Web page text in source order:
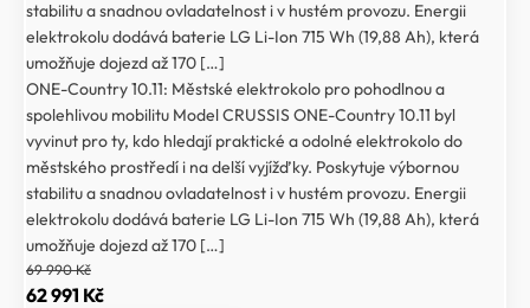
stabilitu a snadnou ovladatelnost i v hustém provozu. Energii
elektrokolu dodává baterie LG Li-Ion 715 Wh (19,88 Ah), která
umožňuje dojezd až 170 […]
ONE-Country 10.11: Městské elektrokolo pro pohodlnou a
spolehlivou mobilitu Model CRUSSIS ONE-Country 10.11 byl
vyvinut pro ty, kdo hledají praktické a odolné elektrokolo do
městského prostředí i na delší vyjížďky. Poskytuje výbornou
stabilitu a snadnou ovladatelnost i v hustém provozu. Energii
elektrokolu dodává baterie LG Li-Ion 715 Wh (19,88 Ah), která
umožňuje dojezd až 170 […]
69 990Kč
Původní
62 991 KčAktuální